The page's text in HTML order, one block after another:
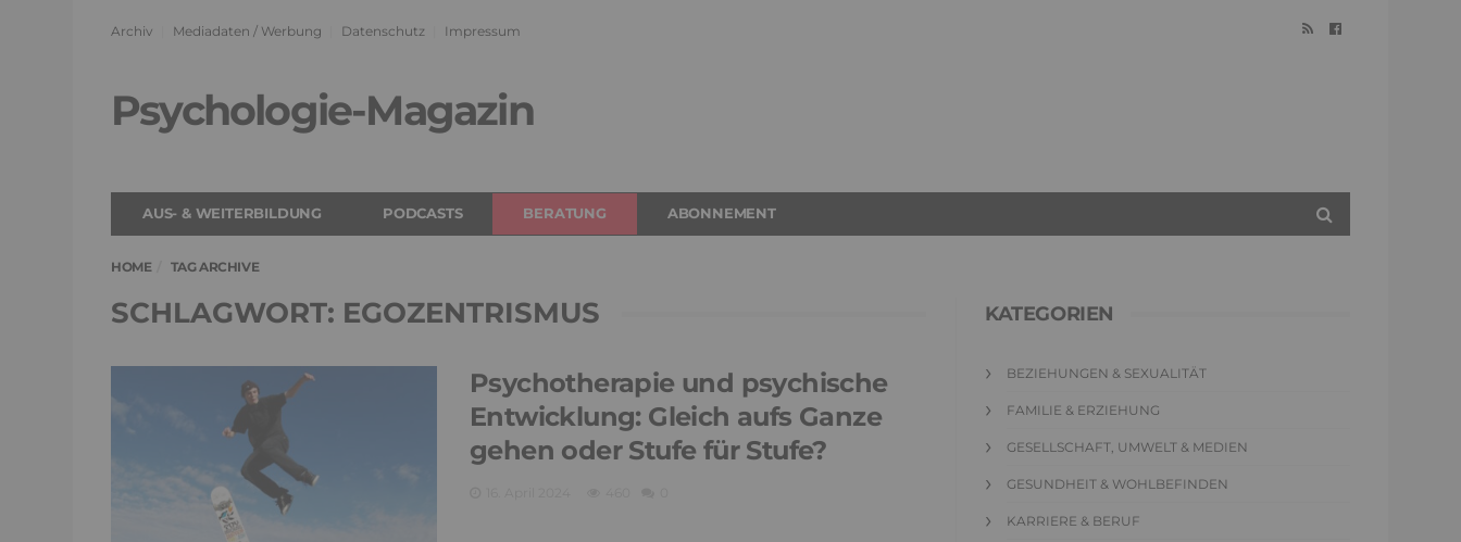
Archiv Mediadaten / Werbung Datenschutz Impressum
Psychologie-Magazin
AUS- & WEITERBILDUNG PODCASTS BERATUNG ABONNEMENT
HOME TAG ARCHIVE
SCHLAGWORT: EGOZENTRISMUS
Psychotherapie und psychische
Entwicklung: Gleich aufs Ganze
gehen oder Stufe für Stufe?
KATEGORIEN
BEZIEHUNGEN & SEXUALITÄT
FAMILIE & ERZIEHUNG
GESELLSCHAFT, UMWELT & MEDIEN
GESUNDHEIT & WOHLBEFINDEN
KARRIERE & BERUF